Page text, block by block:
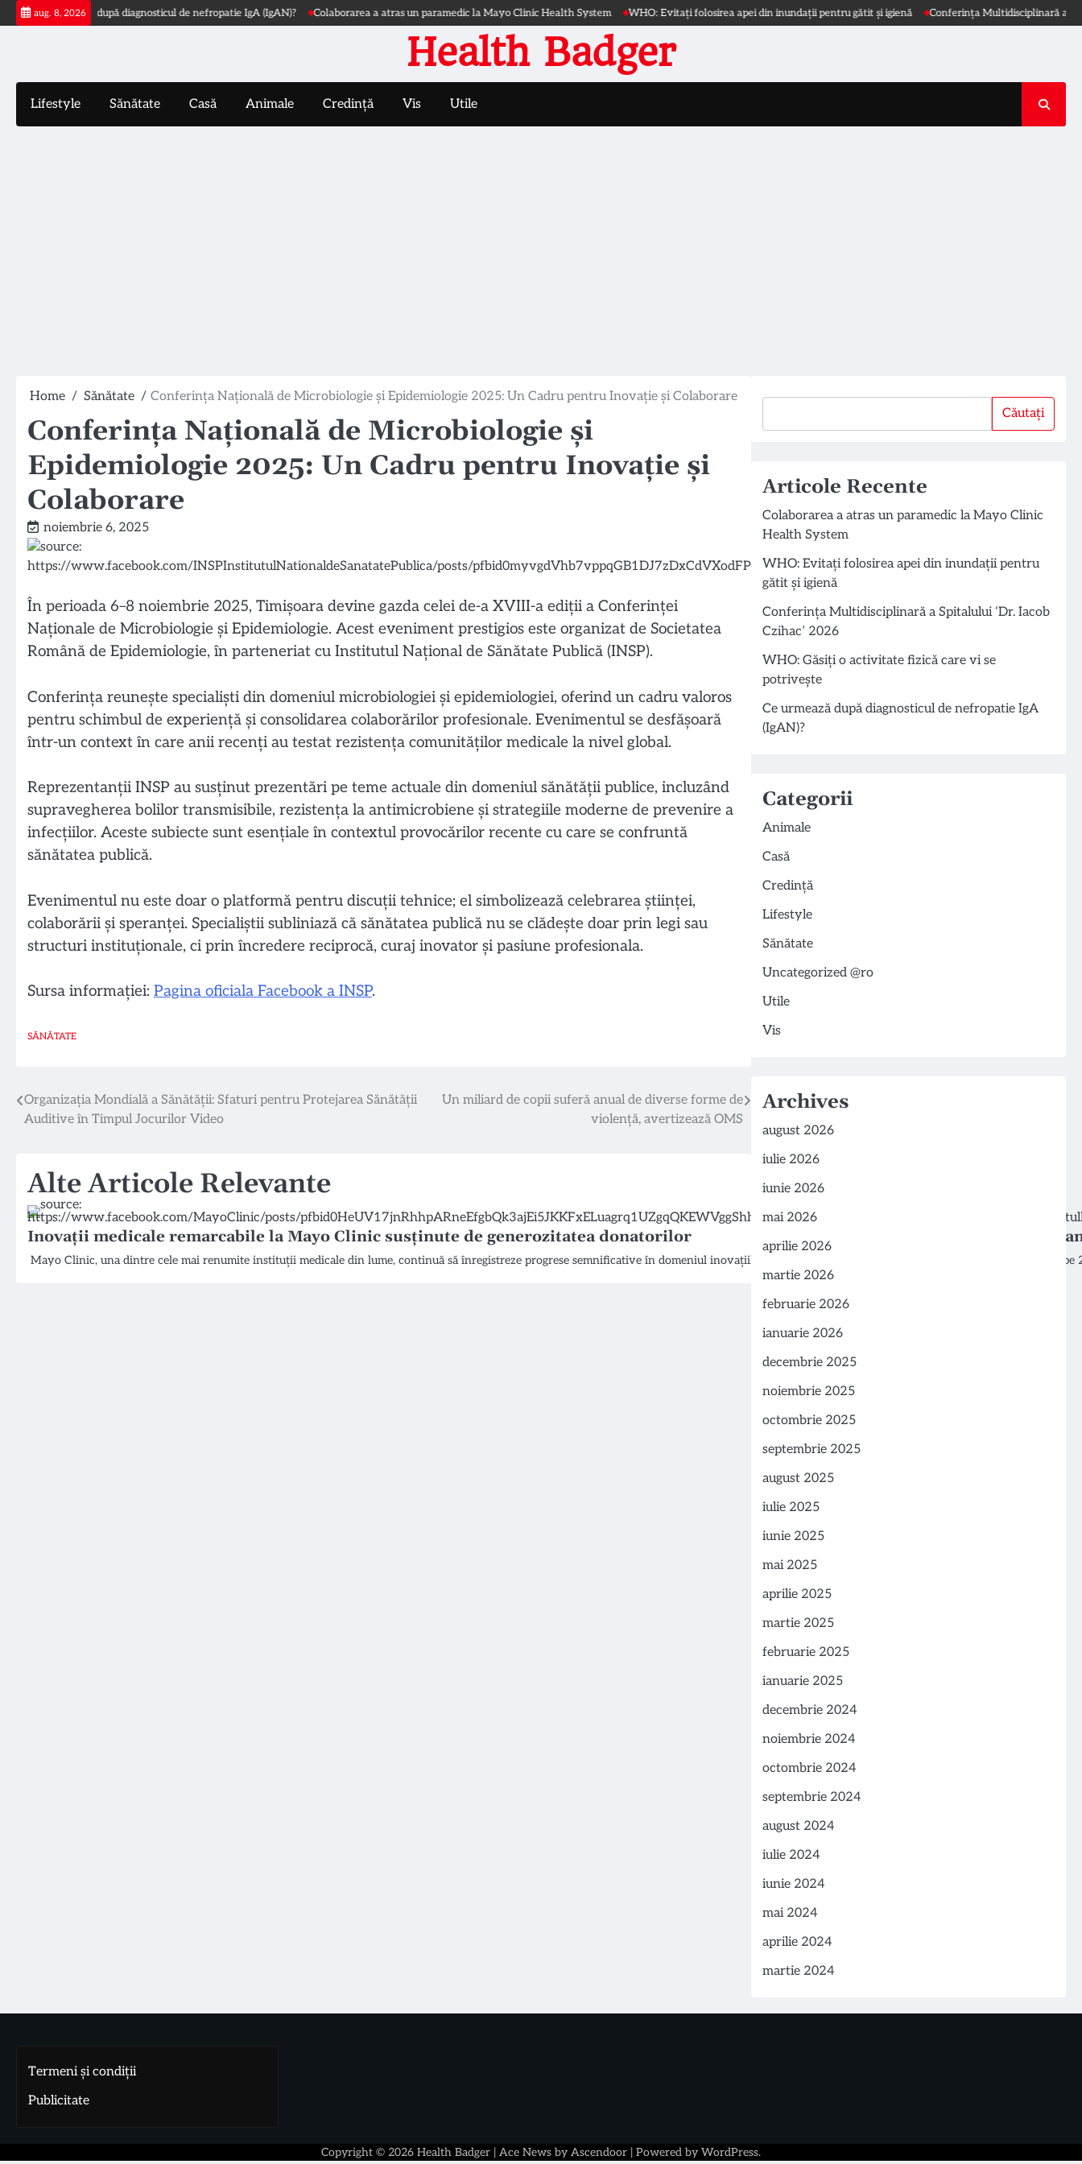
Skip
to
aug. 8, 2026
Ce urmează după diagnosticul de nefropatie IgA (IgAN)? Colaborarea a atras un paramedic la Mayo Clinic Health System WHO: Evitați folosirea apei din inundații pentru gătit și igienă Conferința Multidisciplinară a
Health Badger
Lifestyle Sănătate Casă Animale Credință Vis Utile
Home Sănătate Conferința Națională de Microbiologie și Epidemiologie 2025: Un Cadru pentru Inovație și Colaborare
Conferința Națională de Microbiologie și
Epidemiologie 2025: Un Cadru pentru Inovație și
Colaborare
noiembrie 6, 2025
În perioada 6–8 noiembrie 2025, Timișoara devine gazda celei de-a XVIII-a ediții a Conferinței
Naționale de Microbiologie și Epidemiologie. Acest eveniment prestigios este organizat de Societatea
Română de Epidemiologie, în parteneriat cu Institutul Național de Sănătate Publică (INSP).
Conferința reunește specialiști din domeniul microbiologiei și epidemiologiei, oferind un cadru valoros
pentru schimbul de experiență și consolidarea colaborărilor profesionale. Evenimentul se desfășoară
într-un context în care anii recenți au testat rezistența comunităților medicale la nivel global.
Reprezentanții INSP au susținut prezentări pe teme actuale din domeniul sănătății publice, incluzând
supravegherea bolilor transmisibile, rezistența la antimicrobiene și strategiile moderne de prevenire a
infecțiilor. Aceste subiecte sunt esențiale în contextul provocărilor recente cu care se confruntă
sănătatea publică.
Evenimentul nu este doar o platformă pentru discuții tehnice; el simbolizează celebrarea științei,
colaborării și speranței. Specialiștii subliniază că sănătatea publică nu se clădește doar prin legi sau
structuri instituționale, ci prin încredere reciprocă, curaj inovator și pasiune profesionala.
Sursa informației: Pagina oficiala Facebook a INSP.
SĂNĂTATE
Navigare
Organizația Mondială a Sănătății: Sfaturi pentru Protejarea Sănătății
Auditive în Timpul Jocurilor Video
Un miliard de copii suferă anual de diverse forme de
violență, avertizează OMS
Alte Articole Relevante
Inovații medicale remarcabile la Mayo Clinic susținute de generozitatea donatorilor
Mayo Clinic, una dintre cele mai renumite instituții medicale din lume, continuă să înregistreze progrese semnificative în domeniul inovațiilor medicale…
Ziua Mondială a Apei:
Ziua Mondială a Apei este sărbătorită anual
Căutați
Articole Recente
Colaborarea a atras un paramedic la Mayo Clinic
Health System
WHO: Evitați folosirea apei din inundații pentru
gătit și igienă
Conferința Multidisciplinară a Spitalului ‘Dr. Iacob
Czihac’ 2026
WHO: Găsiți o activitate fizică care vi se
potrivește
Ce urmează după diagnosticul de nefropatie IgA
(IgAN)?
Categorii
Animale
Casă
Credință
Lifestyle
Sănătate
Uncategorized @ro
Utile
Vis
Archives
august 2026
iulie 2026
iunie 2026
mai 2026
aprilie 2026
martie 2026
februarie 2026
ianuarie 2026
decembrie 2025
noiembrie 2025
octombrie 2025
septembrie 2025
august 2025
iulie 2025
iunie 2025
mai 2025
aprilie 2025
martie 2025
februarie 2025
ianuarie 2025
decembrie 2024
noiembrie 2024
octombrie 2024
septembrie 2024
august 2024
iulie 2024
iunie 2024
mai 2024
aprilie 2024
martie 2024
Termeni și condiții
Publicitate
Copyright © 2026 Health Badger | Ace News by Ascendoor | Powered by WordPress.